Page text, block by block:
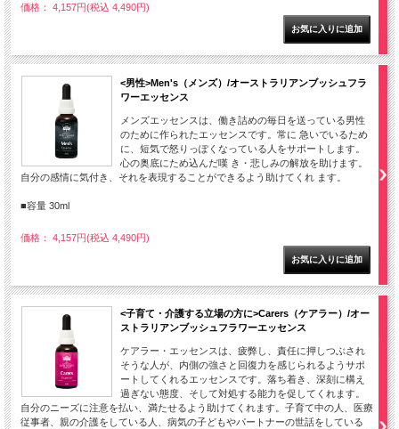
価格： 4,157円(税込 4,490円)
<男性>Men's（メンズ）/オーストラリアンブッシュフラ
ワーエッセンス
メンズエッセンスは、働き詰めの毎日を送っている男性
のために作られたエッセンスです。常に 急いでいるため
に、短気で怒りっぽくなっている人をサポートします。
心の奥底にため込んだ嘆 き・悲しみの解放を助けます。
自分の感情に気付き、それを表現することができるよう助けてくれ ます。
■容量 30ml
価格： 4,157円(税込 4,490円)
<子育て・介護する立場の方に>Carers（ケアラー）/オー
ストラリアンブッシュフラワーエッセンス
ケアラー・エッセンスは、疲弊し、責任に押しつぶされ
そうな人が、内側の強さと回復力を感じられるようサポ
ートしてくれるエッセンスです。落ち着き、深刻に構え
過ぎない態度、そして対処する能力を促してくれます。
自分のニーズに注意を払い、満たせるよう助けてくれます。子育て中の人、医療
従事者、親の介護をしている人、病気の子どもやパートナーの世話をしている